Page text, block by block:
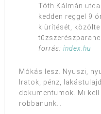
Tóth Kálmán
kedden reggel 9
kiürítését,
forrás: index.hu
Mókás lesz. Nyuszi,
Iratok, pénz,
dokumentumok. Mi kell
robbanunk…